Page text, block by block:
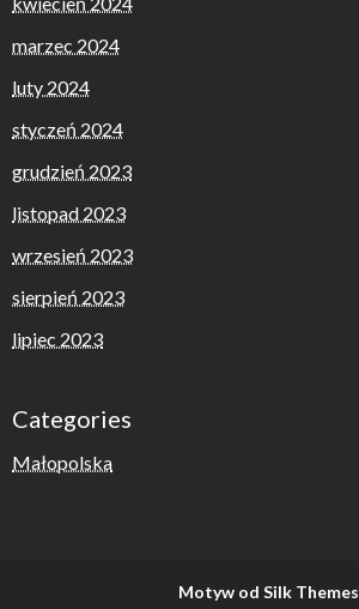
marzec 2024
luty 2024
styczeń 2024
grudzień 2023
listopad 2023
wrzesień 2023
sierpień 2023
lipiec 2023
Categories
Małopolska
Motyw od Silk Themes